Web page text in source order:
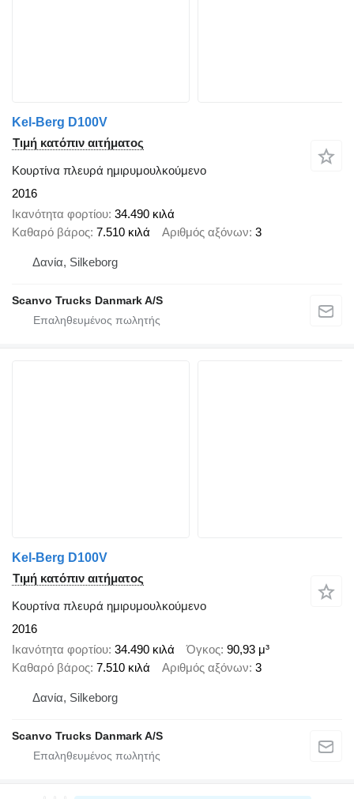
Kel-Berg D100V
Τιμή κατόπιν αιτήματος
Κουρτίνα πλευρά ημιρυμουλκούμενο
2016
Ικανότητα φορτίου 34.490 κιλά
Καθαρό βάρος 7.510 κιλά Αριθμός αξόνων 3
Δανία, Silkeborg
Scanvo Trucks Danmark A/S
Kel-Berg D100V
Τιμή κατόπιν αιτήματος
Κουρτίνα πλευρά ημιρυμουλκούμενο
2016
Ικανότητα φορτίου 34.490 κιλά Όγκος 90,93 μ³
Καθαρό βάρος 7.510 κιλά Αριθμός αξόνων 3
Δανία, Silkeborg
Scanvo Trucks Danmark A/S